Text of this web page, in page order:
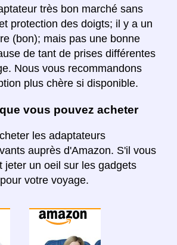
très bon marché sans
protection des doigts; il y a un
(bon); mais pas une bonne
de tant de prises différentes
Nous vous recommandons
plus chère si disponible.
vous pouvez acheter
les adaptateurs
auprès d'Amazon. S'il vous
jeter un oeil sur les gadgets
votre voyage.